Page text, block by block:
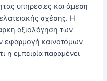
υπηρεσίες και άμεση
σχέσης. Η
αξιολόγηση των
εφαρμογή καινοτόμων
η εμπειρία παραμένει